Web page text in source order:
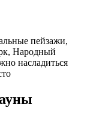
пейзажи,
Народный
насладиться